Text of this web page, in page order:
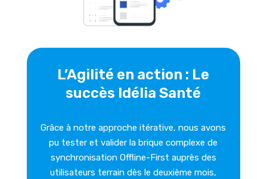
L’Agilité en action : Le
succès Idélia Santé
Grâce à notre approche itérative, nous avons
pu tester et valider la brique complexe de
synchronisation Offline-First auprès des
utilisateurs terrain dès le deuxième mois,